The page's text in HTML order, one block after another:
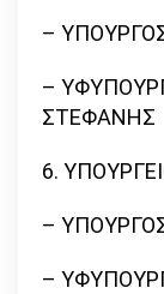
–
–
ΣΤΕΦΑΝΗΣ
6.
–
–